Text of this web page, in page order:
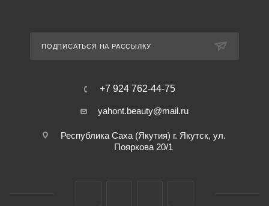
ПОДПИСАТЬСЯ НА РАССЫЛКУ
+7 924 762-44-75
yahont.beauty@mail.ru
Республика Саха (Якутия) г. Якутск, ул.
Пояркова 20/1